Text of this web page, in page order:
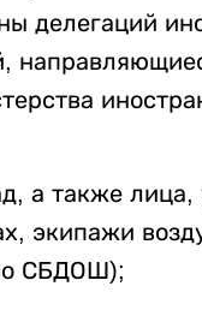
делегаций
а также
экипажи
СБДОШ);